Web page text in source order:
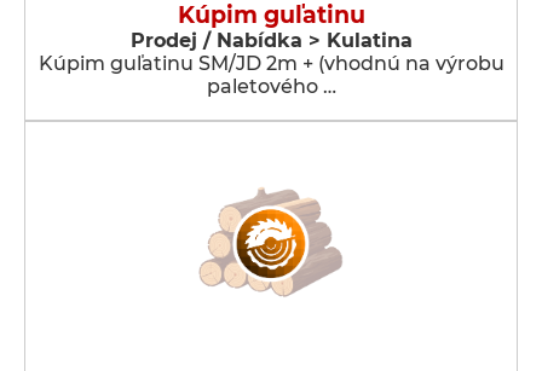
Kúpim guľatinu
Prodej / Nabídka > Kulatina
Kúpim guľatinu SM/JD 2m + (vhodnú na výrobu
paletového …